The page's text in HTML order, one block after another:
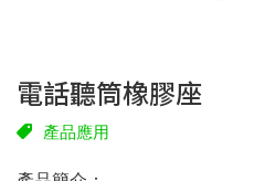
電話聽筒橡膠座
產品應用